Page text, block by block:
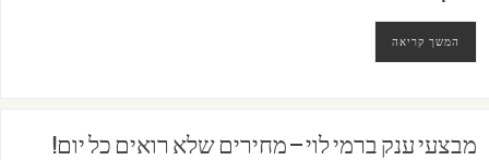
המשך קריאה
מבצעי ענק ברמי לוי – מחירים שלא רואים כל יום!